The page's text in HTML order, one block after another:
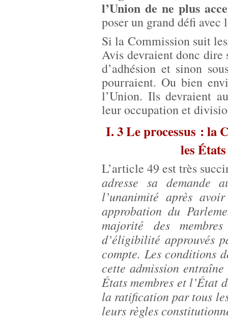
l’Union de ne plus
poser un grand défi avec
Si la Commission suit
Avis devraient donc dire
d’adhésion et sinon
pourraient. Ou bien
l’Union. Ils devraient
leur occupation et
I. 3 Le processus : la
les
L’article 49 est très
adresse sa demande
l’unanimité après
approbation du
majorité des
d’éligibilité approuvés
compte. Les conditions
cette admission
États membres et l’État
la ratification par tous
leurs règles